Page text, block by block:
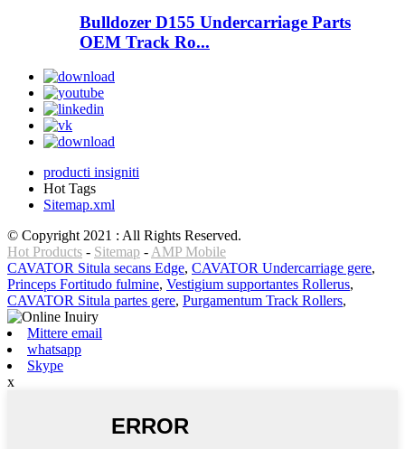
Bulldozer D155 Undercarriage Parts
OEM Track Ro...
producti insigniti
Hot Tags
Sitemap.xml
© Copyright 2021 : All Rights Reserved.
Hot Products - Sitemap - AMP Mobile
CAVATOR Situla secans Edge, CAVATOR Undercarriage gere,
Princeps Fortitudo fulmine, Vestigium supportantes Rollerus,
CAVATOR Situla partes gere, Purgamentum Track Rollers,
Mittere email
whatsapp
Skype
x